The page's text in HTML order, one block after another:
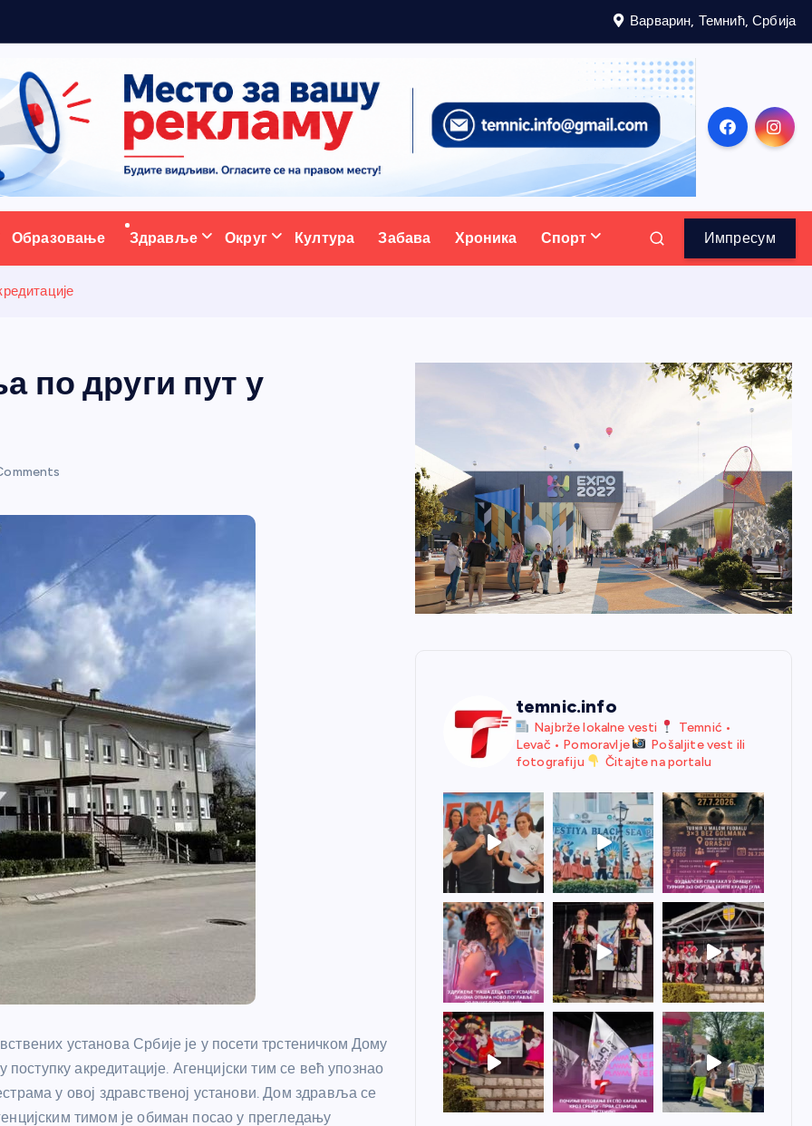
Варварин, Темнић, Србија
портал
Образовање Здравље Округ Култура Забава Хроника Спорт Импресум
по други пут у
установа Србије је у посети трстеничком Дому
акредитације. Агенцијски тим се већ упознао
у овој здравственој установи. Дом здравља се
тимом је обиман посао у прегледању
temnic.info
Najbrže lokalne vesti
Temnić •
Levač • Pomoravlje
Pošaljite vest ili
fotografiju
Čitajte na portalu